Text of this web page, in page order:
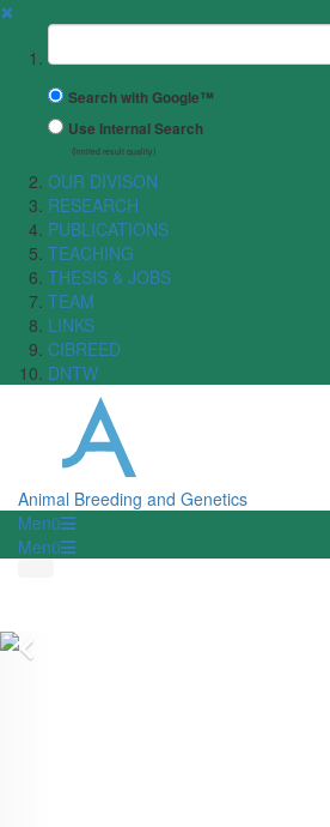
✖
Suchbegriff
Search with Google™
Use Internal Search
(limited result quality)
OUR DIVISON
RESEARCH
PUBLICATIONS
TEACHING
THESIS & JOBS
TEAM
LINKS
CIBREED
DNTW
Animal Breeding and Genetics
Menü
Menü